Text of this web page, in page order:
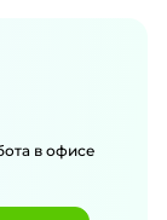
в офисе